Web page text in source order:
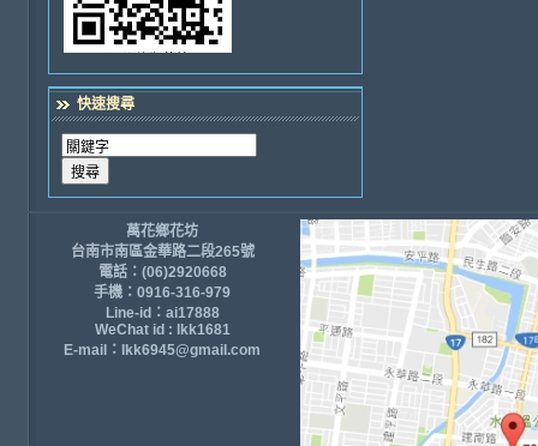
快速搜尋
萬花鄉花坊
台南市南區金華路二段265號
電話：(06)2920668
手機：0916-316-979
Line-id：ai17888
WeChat id : lkk1681
E-mail：lkk6945@gmail.com